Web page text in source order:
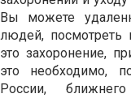
Вы можете
людей, посмотреть
это захоронение,
это необходимо,
России,